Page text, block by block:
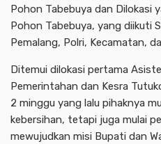
Pohon Tabebuya dan Dilokasi
Pohon Tabebuya, yang diikuti
Pemalang, Polri, Kecamatan,
Ditemui dilokasi pertama
Pemerintahan dan Kesra
2 minggu yang lalu pihaknya
kebersihan, tetapi juga mulai
mewujudkan misi Bupati dan